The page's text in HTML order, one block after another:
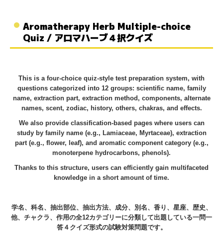
Aromatherapy Herb Multiple-choice
Quiz / アロマハーブ４択クイズ
This is a four-choice quiz-style test preparation system, with
questions categorized into 12 groups: scientific name, family
name, extraction part, extraction method, components, alternate
names, scent, zodiac, history, others, chakras, and effects.
We also provide classification-based pages where users can
study by family name (e.g., Lamiaceae, Myrtaceae), extraction
part (e.g., flower, leaf), and aromatic component category (e.g.,
monoterpene hydrocarbons, phenols).
Thanks to this structure, users can efficiently gain multifaceted
knowledge in a short amount of time.
学名、科名、抽出部位、抽出方法、成分、別名、香り、星座、歴史、
他、チャクラ、作用の全12カテゴリーに分類して出題している一問一
答４クイズ形式の試験対策問題です。